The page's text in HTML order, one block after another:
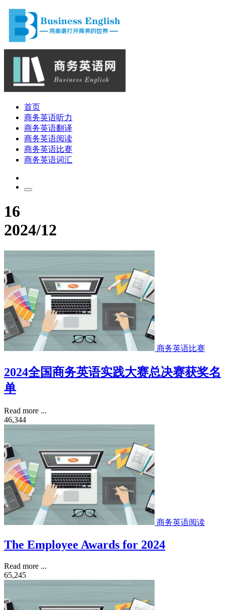
首页
商务英语听力
商务英语翻译
商务英语阅读
商务英语比赛
商务英语词汇
16
2024/12
商务英语比赛
2024全国商务英语实践大赛总决赛获奖名
单
Read more ...
46,344
商务英语阅读
The Employee Awards for 2024
Read more ...
65,245